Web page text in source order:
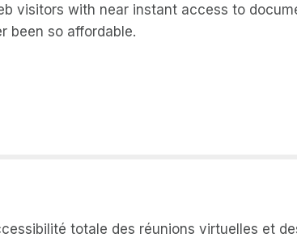
visitors with near instant access to
been so affordable.
totale des réunions virtuelles et